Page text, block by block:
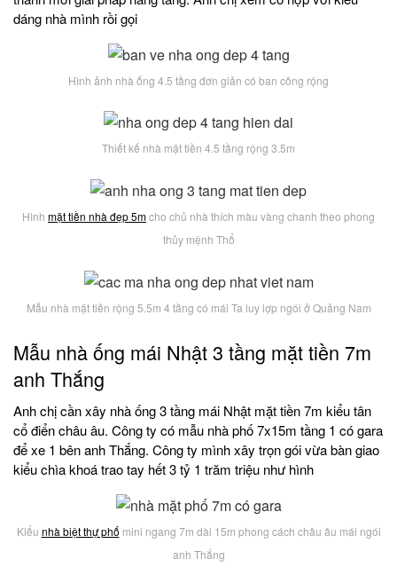
dáng nhà mình rồi gọi
Hình ảnh nhà ống 4.5 tầng đơn giản có ban công rộng
Thiết kế nhà mặt tiền 4.5 tầng rộng 3.5m
Hình mặt tiền nhà đẹp 5mcho chủ nhà thích màu vàng chanh theo phong
thủy mệnh Thổ
Mẫu nhà mặt tiền rộng 5.5m 4 tầng có mái Ta luy lợp ngói ở Quảng Nam
Mẫu nhà ống mái Nhật 3 tầng mặt tiền 7m
anh Thắng
Anh chị cần xây nhà ống 3 tầng mái Nhật mặt tiền 7m kiểu tân
cổ điển châu âu. Công ty có mẫu nhà phố 7x15m tầng 1 có gara
để xe 1 bên anh Thắng. Công ty mình xây trọn gói vừa bàn giao
kiểu chìa khoá trao tay hết 3 tỷ 1 trăm triệu như hình
Kiểu nhà biệt thự phố mini ngang 7m dài 15m phong cách châu âu mái ngói
anh Thắng